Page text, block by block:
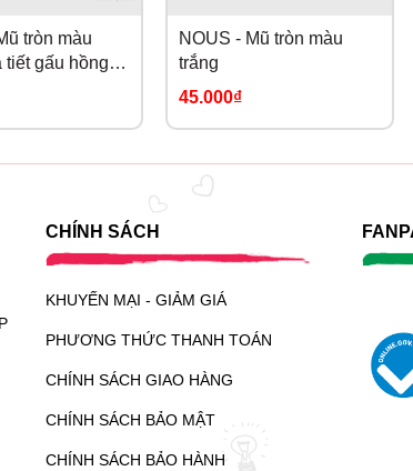
tròn màu
tiết gấu hồng
NOUS - Mũ tròn màu
trắng
45.000₫
CHÍNH SÁCH
KHUYẾN MẠI - GIẢM GIÁ
PHƯƠNG THỨC THANH TOÁN
CHÍNH SÁCH GIAO HÀNG
CHÍNH SÁCH BẢO MẬT
CHÍNH SÁCH BẢO HÀNH